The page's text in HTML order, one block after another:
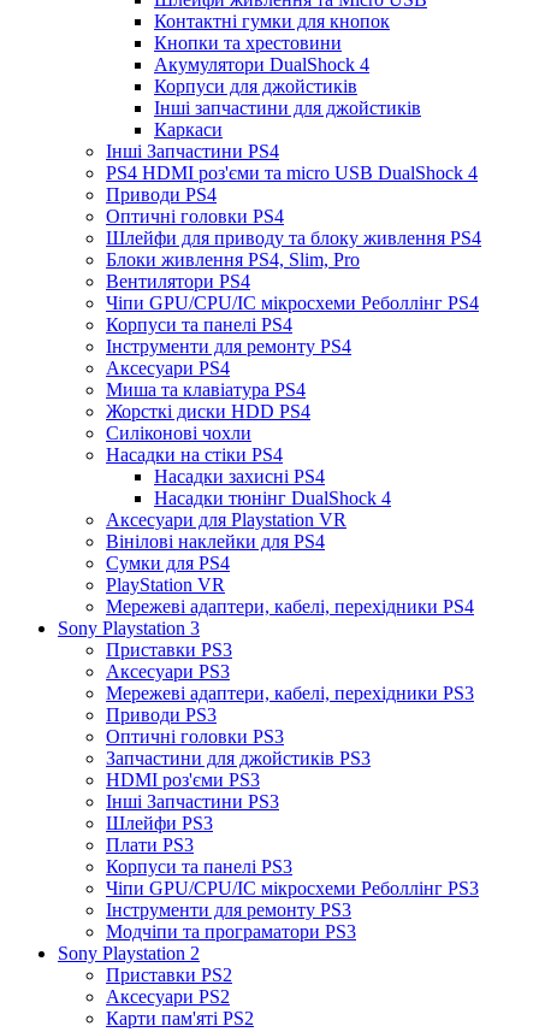
Контактні гумки для кнопок
Кнопки та хрестовини
Акумулятори DualShock 4
Корпуси для джойстиків
Інші запчастини для джойстиків
Каркаси
Інші Запчастини PS4
PS4 HDMI роз'єми та micro USB DualShock 4
Приводи PS4
Оптичні головки PS4
Шлейфи для приводу та блоку живлення PS4
Блоки живлення PS4, Slim, Pro
Вентилятори PS4
Чіпи GPU/CPU/IC мікросхеми Реболлінг PS4
Корпуси та панелі PS4
Інструменти для ремонту PS4
Аксесуари PS4
Миша та клавіатура PS4
Жорсткі диски HDD PS4
Силіконові чохли
Насадки на стіки PS4
Насадки захисні PS4
Насадки тюнінг DualShock 4
Аксесуари для Playstation VR
Вінілові наклейки для PS4
Сумки для PS4
PlayStation VR
Мережеві адаптери, кабелі, перехідники PS4
Sony Playstation 3
Приставки PS3
Аксесуари PS3
Мережеві адаптери, кабелі, перехідники PS3
Приводи PS3
Оптичні головки PS3
Запчастини для джойстиків PS3
HDMI роз'єми PS3
Інші Запчастини PS3
Шлейфи PS3
Плати PS3
Корпуси та панелі PS3
Чіпи GPU/CPU/IC мікросхеми Реболлінг PS3
Інструменти для ремонту PS3
Модчіпи та програматори PS3
Sony Playstation 2
Приставки PS2
Аксесуари PS2
Карти пам'яті PS2